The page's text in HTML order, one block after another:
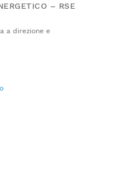
– RSE
a direzione e